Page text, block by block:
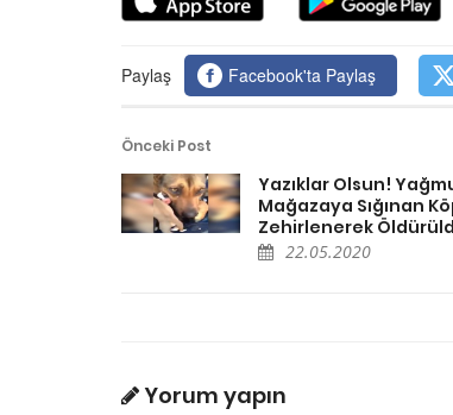
Paylaş Facebook'ta Paylaş
Önceki Post
Yazıklar Olsun!
Mağazaya Sığınan
Zehirlenerek
22.05.2020
Yorum yapın